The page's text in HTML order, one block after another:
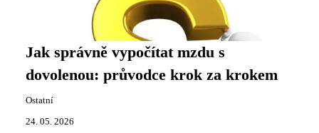
Jak správně vypočítat mzdu s
dovolenou: průvodce krok za krokem
Ostatní
24. 05. 2026